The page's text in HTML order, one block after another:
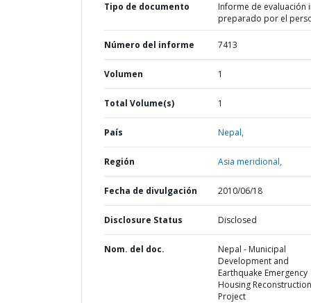
Tipo de documento
Informe de evaluación
preparado por el
Número del informe 7413
Volumen 1
Total Volume(s) 1
País Nepal,
Región Asia meridional,
Fecha de divulgación 2010/06/18
Disclosure Status Disclosed
Nom. del doc.
Nepal - Municipal
Development and
Earthquake Emergency
Housing Reconstruction
Project